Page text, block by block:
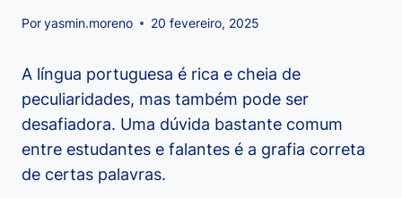
Poryasmin.moreno 20 fevereiro, 2025
A língua portuguesa é rica e cheia de
peculiaridades, mas também pode ser
desafiadora. Uma dúvida bastante comum
entre estudantes e falantes é a grafia correta
de certas palavras.